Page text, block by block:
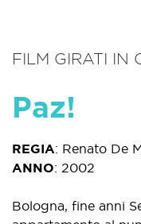
FILM GIRATI IN
Paz!
REGIA: Renato De
ANNO: 2002
Bologna, fine anni